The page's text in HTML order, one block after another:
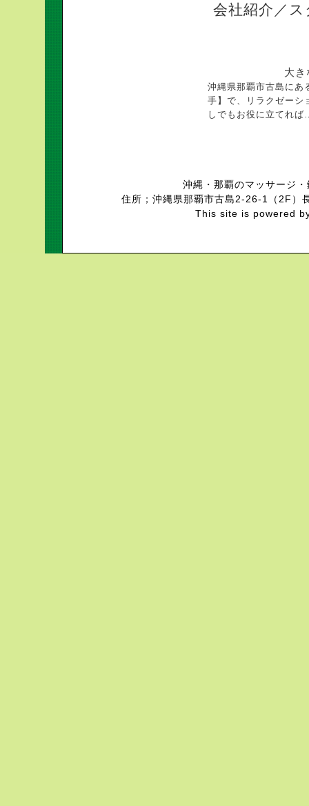
会社紹介／
大
沖縄県那覇市古島にあ
手】で、リラクゼーシ
しでもお役に立てれ
沖縄・那覇のマッサージ
住所；沖縄県那覇市古島2-26-1（2F
This site is powered